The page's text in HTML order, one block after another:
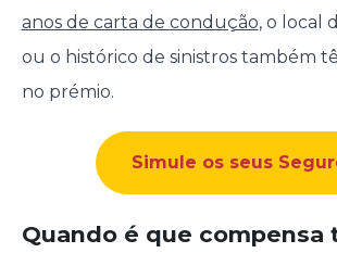
anos de carta de condução, o local
ou o histórico de sinistros também
no prémio.
Simule os seus
Quando é que compensa